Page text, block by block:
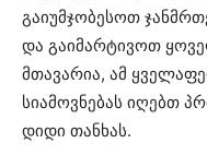
გაიუმჯობესოთ
და გაიმარტივოთ
მთავარია, ამ
სიამოვნებას იღებთ
დიდი თანხას.